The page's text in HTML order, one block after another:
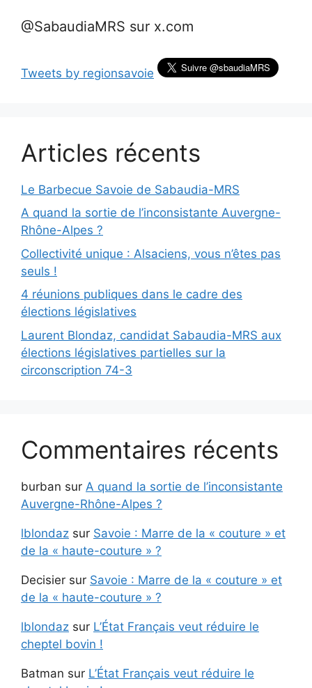
@SabaudiaMRS sur x.com
Tweets by regionsavoie
Articles récents
Le Barbecue Savoie de Sabaudia-MRS
A quand la sortie de l’inconsistante Auvergne-
Rhône-Alpes ?
Collectivité unique : Alsaciens, vous n’êtes pas
seuls !
4 réunions publiques dans le cadre des
élections législatives
Laurent Blondaz, candidat Sabaudia-MRS aux
élections législatives partielles sur la
circonscription 74-3
Commentaires récents
burban sur A quand la sortie de l’inconsistante
Auvergne-Rhône-Alpes ?
lblondaz sur Savoie : Marre de la « couture » et
de la « haute-couture » ?
Decisier sur Savoie : Marre de la « couture » et
de la « haute-couture » ?
lblondaz sur L’État Français veut réduire le
cheptel bovin !
Batman sur L’État Français veut réduire le